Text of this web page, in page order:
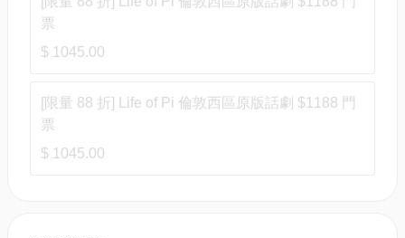
票
$ 1045.00
[限量 88 折] Life of Pi 倫敦西區原版話劇 $1188 門
票
$ 1045.00